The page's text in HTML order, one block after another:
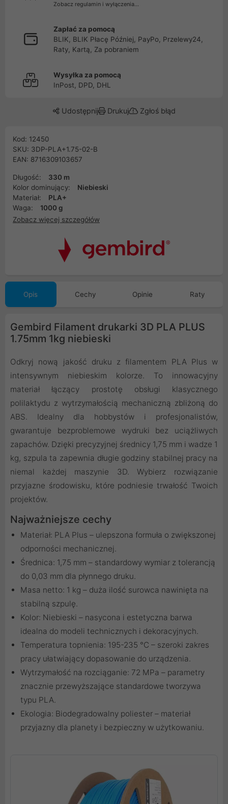
Zobacz regulamin i wyłączenia...
Zapłać za pomocą
BLIK, BLIK Płacę Później, PayPo, Przelewy24,
Raty, Kartą, Za pobraniem
Wysyłka za pomocą
InPost, DPD, DHL
Udostępnij Drukuj Zgłoś błąd
Kod: 12450
SKU: 3DP-PLA+1.75-02-B
EAN: 8716309103657
Długość:
330 m
Kolor dominujący:
Niebieski
Materiał:
PLA+
Waga:
1000 g
Zobacz więcej szczegółów
Opis Cechy Opinie Raty
Gembird Filament drukarki 3D PLA PLUS
1.75mm 1kg niebieski
Odkryj nową jakość druku z filamentem PLA Plus w
intensywnym niebieskim kolorze. To innowacyjny
materiał łączący prostotę obsługi klasycznego
polilaktydu z wytrzymałością mechaniczną zbliżoną do
ABS. Idealny dla hobbystów i profesjonalistów,
gwarantuje bezproblemowe wydruki bez uciążliwych
zapachów. Dzięki precyzyjnej średnicy 1,75 mm i wadze 1
kg, szpula ta zapewnia długie godziny stabilnej pracy na
niemal każdej maszynie 3D. Wybierz rozwiązanie
przyjazne środowisku, które podniesie trwałość Twoich
projektów.
Najważniejsze cechy
Materiał: PLA Plus – ulepszona formuła o zwiększonej
odporności mechanicznej.
Średnica: 1,75 mm – standardowy wymiar z tolerancją
do 0,03 mm dla płynnego druku.
Masa netto: 1 kg – duża ilość surowca nawinięta na
stabilną szpulę.
Kolor: Niebieski – nasycona i estetyczna barwa
idealna do modeli technicznych i dekoracyjnych.
Temperatura topnienia: 195-235 °C – szeroki zakres
pracy ułatwiający dopasowanie do urządzenia.
Wytrzymałość na rozciąganie: 72 MPa – parametry
znacznie przewyższające standardowe tworzywa
typu PLA.
Ekologia: Biodegradowalny poliester – materiał
przyjazny dla planety i bezpieczny w użytkowaniu.